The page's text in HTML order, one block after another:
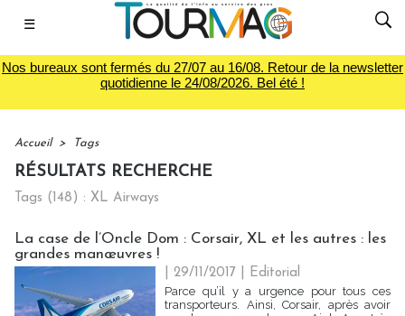
☰
Nos bureaux sont fermés du 27/07 au 16/08. Retour de la newsletter
quotidienne le 24/08/2026. Bel été !
Accueil > Tags
RÉSULTATS RECHERCHE
Tags (148) : XL Airways
La case de l’Oncle Dom : Corsair, XL et les autres : les
grandes manœuvres !
| 29/11/2017
Editorial
Parce qu’il y a urgence pour tous ces
transporteurs. Ainsi, Corsair, après avoir